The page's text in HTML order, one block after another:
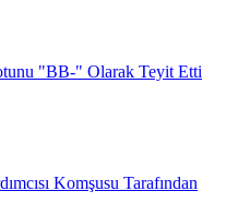
"BB-" Olarak Teyit Etti
Komşusu Tarafından